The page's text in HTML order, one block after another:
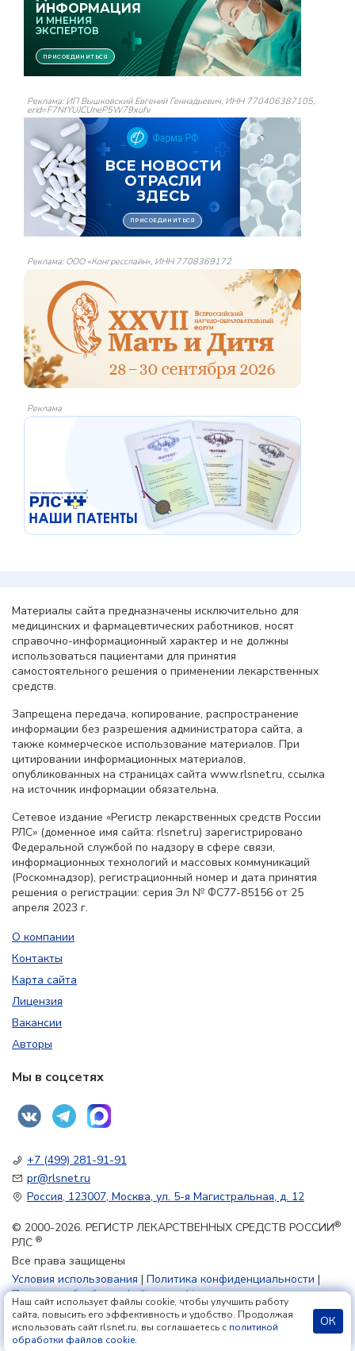
Реклама: ИП Вышковский Евгений Геннадьевич, ИНН 770406387105,
erid=F7NfYUJCUneP5W79xufv
Реклама: ООО «Конгресслайн», ИНН 7708369172
Реклама
Материалы сайта предназначены исключительно для
медицинских и фармацевтических работников, носят
справочно-информационный характер и не должны
использоваться пациентами для принятия
самостоятельного решения о применении лекарственных
средств.
Запрещена передача, копирование, распространение
информации без разрешения администратора сайта, а
также коммерческое использование материалов. При
цитировании информационных материалов,
опубликованных на страницах сайта www.rlsnet.ru, ссылка
на источник информации обязательна.
Сетевое издание «Регистр лекарственных средств России
РЛС» (доменное имя сайта: rlsnet.ru) зарегистрировано
Федеральной службой по надзору в сфере связи,
информационных технологий и массовых коммуникаций
(Роскомнадзор), регистрационный номер и дата принятия
решения о регистрации: серия Эл № ФС77-85156 от 25
апреля 2023 г.
О компании
Контакты
Карта сайта
Лицензия
Вакансии
Авторы
Мы в соцсетях
+7 (499) 281-91-91
pr@rlsnet.ru
Россия, 123007, Москва, ул. 5-я Магистральная, д. 12
© 2000-2026. РЕГИСТР ЛЕКАРСТВЕННЫХ СРЕДСТВ РОССИИ®
РЛС ®
Все права защищены
Условия использования | Политика конфиденциальности |
Политика обработки файлов cookie
18+
Наш сайт использует файлы cookie, чтобы улучшить работу
сайта, повысить его эффективность и удобство. Продолжая
использовать сайт rlsnet.ru, вы соглашаетесь с политикой
обработки файлов cookie.
ОК